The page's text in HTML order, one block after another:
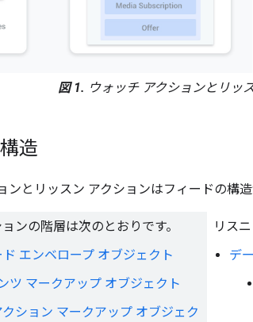
図 1. ウォッチ アクションとリッ
造
ンとリッスン アクションはフィードの構造
ョンの階層は次のとおりです。
ド エンベロープ オブジェクト
ツ マークアップ オブジェクト
クション マークアップ オブジェク
リス
デ